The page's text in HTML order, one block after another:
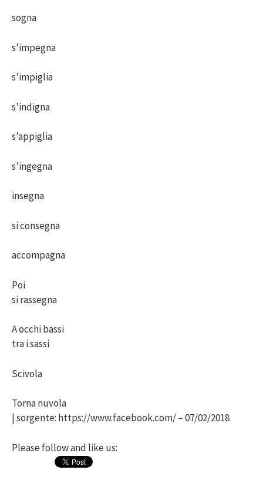
sogna
s’impegna
s’impiglia
s’indigna
s’appiglia
s’ingegna
insegna
si consegna
accompagna
Poi
si rassegna
A occhi bassi
tra i sassi
Scivola
Torna nuvola
| sorgente: https://www.facebook.com/ – 07/02/2018
Please follow and like us: